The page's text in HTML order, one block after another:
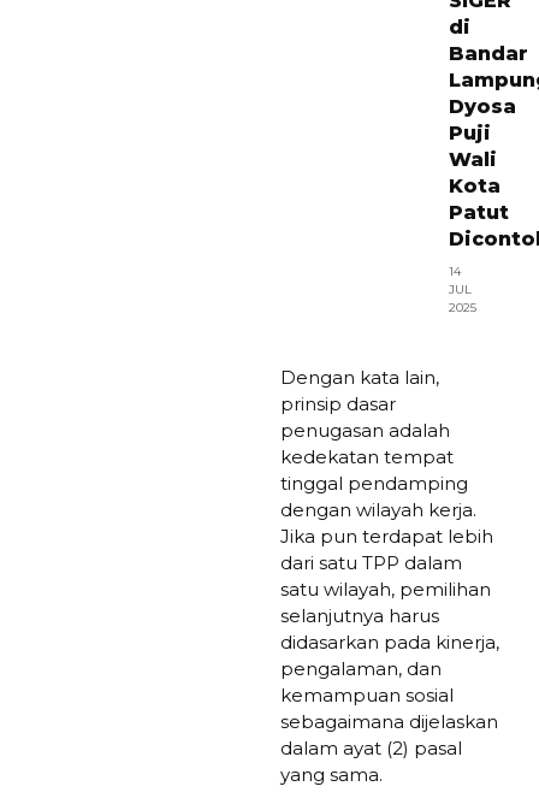
di
Bandar
Dyosa
Puji
Wali
Kota
Patut
14
JUL
2025
Dengan kata lain,
prinsip dasar
penugasan adalah
kedekatan tempat
tinggal pendamping
dengan wilayah kerja.
Jika pun terdapat lebih
dari satu TPP dalam
satu wilayah, pemilihan
selanjutnya harus
didasarkan pada kinerja,
pengalaman, dan
kemampuan sosial
sebagaimana dijelaskan
dalam ayat (2) pasal
yang sama.